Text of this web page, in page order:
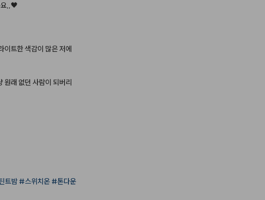
,,🖤
이트한색감이 많은저에
원래 없던 사람이 되버리
트밤 #스위치온 #톤다운